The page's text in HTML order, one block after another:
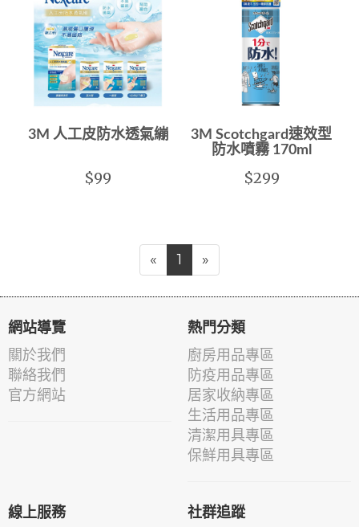
3M 人工皮防水透氣繃
$99
3M Scotchgard速效型
防水噴霧 170ml
$299
« 1 »
網站導覽
關於我們
聯絡我們
官方網站
熱門分類
廚房用品專區
防疫用品專區
居家收納專區
生活用品專區
清潔用具專區
保鮮用具專區
線上服務 社群追蹤